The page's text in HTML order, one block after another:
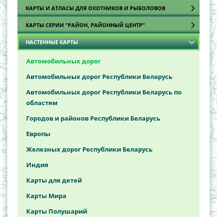
КАРТЫ И АТЛАСЫ ДЛЯ ОХОТНИКОВ И РЫБОЛОВОВ
Атласы охотника и рыболова
Карты
КАРТЫ СЕРИИ "РАЙОН, РАЙОННЫЙ ЦЕНТР"
Брестская область
Витебская область
Гомельская область
Гродненская область
Минская область
Могилёвская область
НАСТЕННЫЕ КАРТЫ
Автомобильных дорог
Автомобильных дорог Республики Беларусь
Автомобильных дорог Республики Беларусь по
областям
Городов и районов Республики Беларусь
Европы
Железных дорог Республики Беларусь
Индия
Карты для детей
Карты Мира
Карты Полушарий